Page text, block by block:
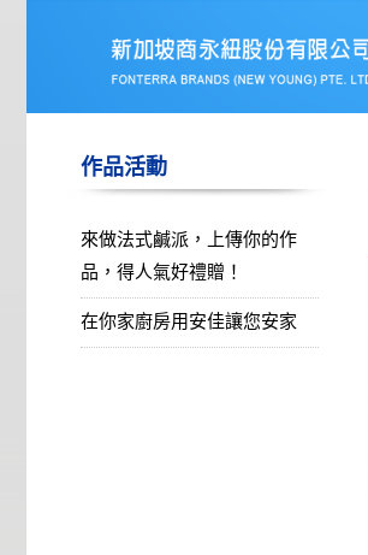
作品活動
來做法式鹹派，上傳你的作
品，得人氣好禮贈！
在你家廚房用安佳讓您安家